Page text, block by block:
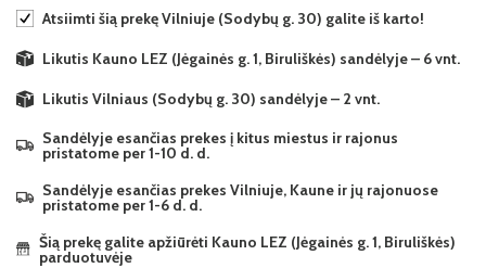
Atsiimti šią prekę Vilniuje (Sodybų g. 30) galite iš karto!
Likutis Kauno LEZ (Jėgainės g. 1, Biruliškės) sandėlyje – 6 vnt.
Likutis Vilniaus (Sodybų g. 30) sandėlyje – 2 vnt.
Sandėlyje esančias prekes į kitus miestus ir rajonus
pristatome per 1-10 d. d.
Sandėlyje esančias prekes Vilniuje, Kaune ir jų rajonuose
pristatome per 1-6 d. d.
Šią prekę galite apžiūrėti Kauno LEZ (Jėgainės g. 1, Biruliškės)
parduotuvėje